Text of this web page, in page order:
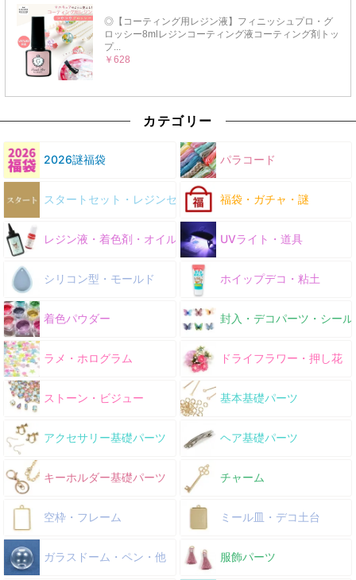
カテゴリー
2026謎福袋 パラコード
スタートセット・レジンセット 福袋・ガチャ・謎
レジン液・着色剤・オイル UVライト・道具
シリコン型・モールド ホイップデコ・粘土
着色パウダー 封入・デコパーツ・シール
ラメ・ホログラム ドライフラワー・押し花
ストーン・ビジュー 基本基礎パーツ
アクセサリー基礎パーツ ヘア基礎パーツ
キーホルダー基礎パーツ チャーム
空枠・フレーム ミール皿・デコ土台
ガラスドーム・ペン・他 服飾パーツ